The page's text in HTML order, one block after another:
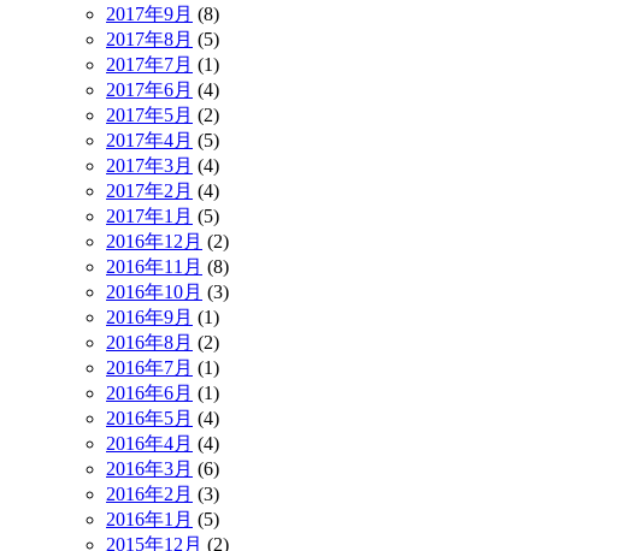
2017年9月 (8)
2017年8月 (5)
2017年7月 (1)
2017年6月 (4)
2017年5月 (2)
2017年4月 (5)
2017年3月 (4)
2017年2月 (4)
2017年1月 (5)
2016年12月 (2)
2016年11月 (8)
2016年10月 (3)
2016年9月 (1)
2016年8月 (2)
2016年7月 (1)
2016年6月 (1)
2016年5月 (4)
2016年4月 (4)
2016年3月 (6)
2016年2月 (3)
2016年1月 (5)
2015年12月 (2)